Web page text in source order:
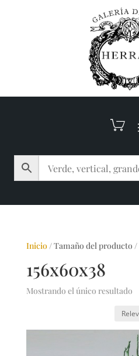
Inicio/Tamaño del producto /
156x60x38
Mostrando el único resultado